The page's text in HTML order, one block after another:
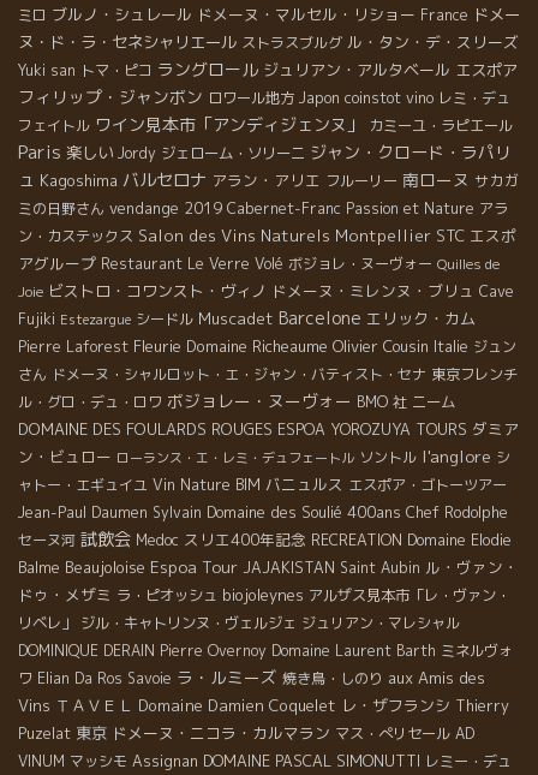
ミロ ブルノ・シュレール ドメーヌ・マルセル・リショー France ドメー
ヌ・ド・ラ・セネシャリエール ストラスブルグ ル・タン・デ・スリーズ
Yuki san トマ・ピコ ラングロール ジュリアン・アルタベール エスポア
フィリップ・ジャンボン ロワール地方 Japon coinstot vino レミ・デュ
フェイトル ワイン見本市「アンディジェンヌ」 カミーユ・ラピエール
Paris 楽しい Jordy ジェローム・ソリーニ ジャン・クロード・ラパリ
ュ Kagoshima バルセロナ アラン・アリエ フルーリー 南ローヌ サカガ
ミの日野さん vendange 2019 Cabernet-Franc Passion et Nature アラ
ン・カステックス Salon des Vins Naturels Montpellier STC エスポ
アグループ Restaurant Le Verre Volé ボジョレ・ヌーヴォー Quilles de
Joie ビストロ・コワンスト・ヴィノ ドメーヌ・ミレンヌ・ブリュ Cave
Fujiki Estezargue シードル Muscadet Barcelone エリック・カム
Pierre Laforest Fleurie Domaine Richeaume Olivier Cousin Italie ジュン
さん ドメーヌ・シャルロット・エ・ジャン・バティスト・セナ 東京フレンチ
ル・グロ・デュ・ロワ ボジョレー・ヌーヴォー BMO 社 ニーム
DOMAINE DES FOULARDS ROUGES ESPOA YOROZUYA TOURS ダミア
ン・ビュロー ローランス・エ・レミ・デュフェートル ソントル l'anglore シ
ャトー・エギュイユ Vin Nature BIM バニュルス エスポア・ゴトーツアー
Jean-Paul Daumen Sylvain Domaine des Soulié 400ans Chef Rodolphe
セーヌ河 試飲会 Medoc スリエ400年記念 RECREATION Domaine Elodie
Balme Beaujoloise Espoa Tour JAJAKISTAN Saint Aubin ル・ヴァン・
ドゥ・メザミ ラ・ピオッシュ biojoleynes アルザス見本市「レ・ヴァン・
リベレ」
ジル・キャトリンヌ・ヴェルジェ ジュリアン・マレシャル
DOMINIQUE DERAIN Pierre Overnoy Domaine Laurent Barth ミネルヴォ
ワ Elian Da Ros Savoie ラ・ルミーズ 焼き鳥・しのり aux Amis des
Vins ＴＡＶＥＬ Domaine Damien Coquelet レ・ザフランシ Thierry
Puzelat 東京 ドメーヌ・ニコラ・カルマラン マス・ぺリセール AD
VINUM マッシモ Assignan DOMAINE PASCAL SIMONUTTI レミー・デュ